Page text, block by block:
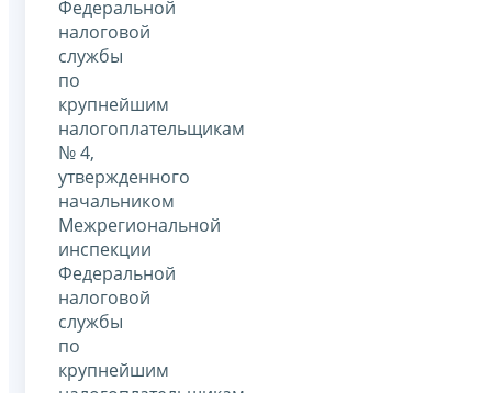
Федеральной
налоговой
службы
по
крупнейшим
налогоплательщикам
№ 4,
утвержденного
начальником
Межрегиональной
инспекции
Федеральной
налоговой
службы
по
крупнейшим